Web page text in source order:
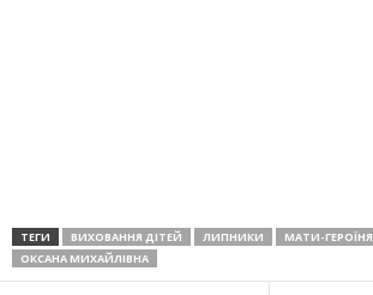
ТЕГИ ВИХОВАННЯ ДІТЕЙ ЛИПНИКИ
МАТИ-ГЕРОЇНЯ
ОКСАНА МИХАЙЛІВНА